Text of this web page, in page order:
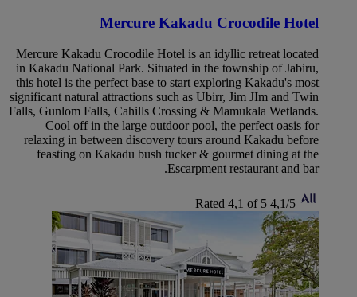
Mercure Kakadu Crocodile Hotel
Mercure Kakadu Crocodile Hotel is an idyllic retreat located
in Kakadu National Park. Situated in the township of Jabiru,
this hotel is the perfect base to start exploring Kakadu's most
significant natural attractions such as Ubirr, Jim JIm and Twin
Falls, Gunlom Falls, Cahills Crossing & Mamukala Wetlands.
Cool off in the large outdoor pool, the perfect oasis for
relaxing in between discovery tours around Kakadu before
feasting on Kakadu bush tucker & gourmet dining at the
Escarpment restaurant and bar.
4,1/5
Rated 4,1 of 5